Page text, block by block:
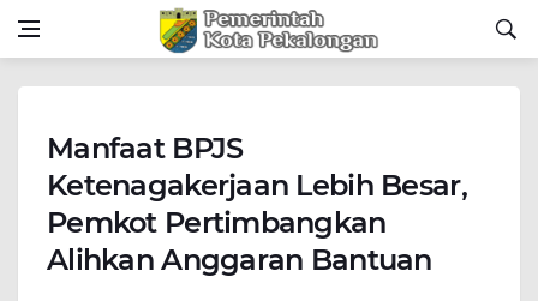
Manfaat BPJS
Ketenagakerjaan Lebih Besar,
Pemkot Pertimbangkan
Alihkan Anggaran Bantuan